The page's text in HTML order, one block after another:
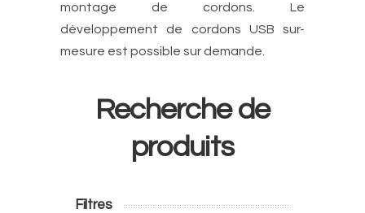
montage de cordons. Le
développement de cordons USB sur-
mesure est possible sur demande.
Recherche de
produits
Filtres